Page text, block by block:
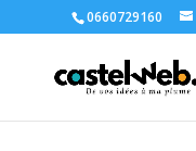
0660729160